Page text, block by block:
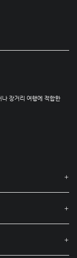
장거리 여행에 적합한